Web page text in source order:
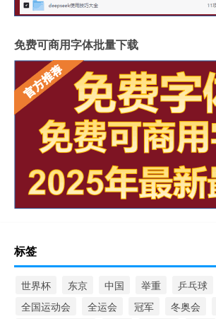
免费可商用字体批量下载
标签
世界杯 东京 中国 举重 乒乓球
全国运动会
全运会 冠军 冬奥会